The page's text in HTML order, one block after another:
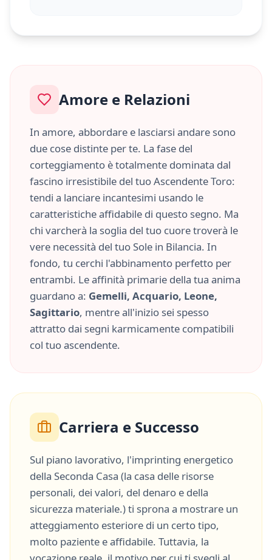
Amore e Relazioni
In amore, abbordare e lasciarsi andare sono
due cose distinte per te. La fase del
corteggiamento è totalmente dominata dal
fascino irresistibile del tuo AscendenteToro:
tendi a lanciare incantesimi usando le
caratteristicheaffidabile di questo segno. Ma
chi varcherà la soglia del tuo cuore troverà le
vere necessità del tuo Sole in Bilancia. In
fondo, tu cerchi l'abbinamento perfetto per
entrambi. Le affinità primarie della tua anima
guardano a: Gemelli, Acquario, Leone,
Sagittario, mentre all'inizio sei spesso
attratto dai segni karmicamente compatibili
col tuo ascendente.
Carriera e Successo
Sul piano lavorativo, l'imprinting energetico
della Seconda Casa (la casa delle risorse
personali, dei valori, del denaro e della
sicurezza materiale.) ti sprona a mostrare un
atteggiamento esteriore di un certo tipo,
molto paziente eaffidabile. Tuttavia, la